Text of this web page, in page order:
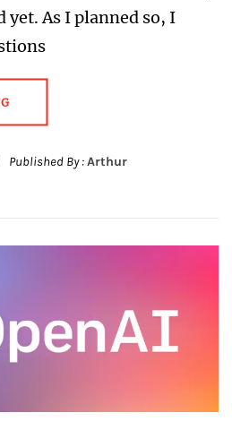
yet. As I planned so, I
Published By :Arthur